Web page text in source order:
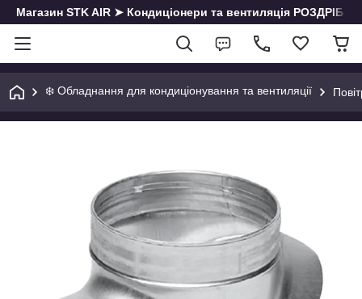
Магазин STK AIR ➤ Кондиціонери та вентиляція РОЗДРІБ
❄️ Обладнання для кондиціонування та вентиляції